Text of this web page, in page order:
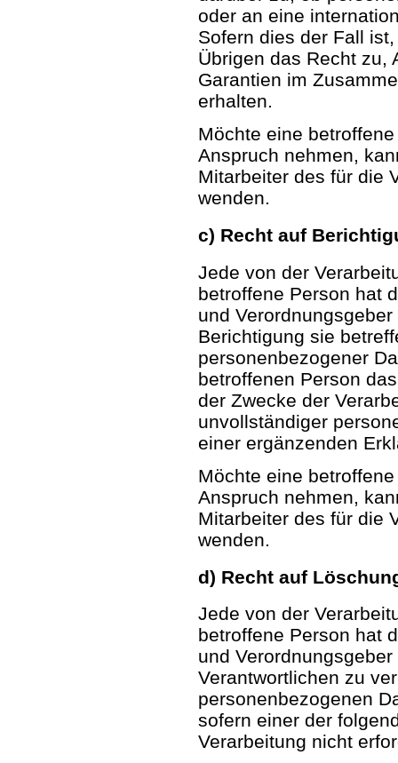
oder an eine
Sofern dies der Fall
Übrigen das Recht zu,
Garantien im
erhalten.
Möchte eine
Anspruch nehmen,
Mitarbeiter des für die
wenden.
c) Recht auf
Jede von der
betroffene Person hat
und
Berichtigung sie
personenbezogener
betroffenen Person
der Zwecke der
unvollständiger
einer ergänzenden
Möchte eine
Anspruch nehmen,
Mitarbeiter des für die
wenden.
d) Recht auf
Jede von der
betroffene Person hat
und
Verantwortlichen zu
personenbezogenen
sofern einer der
Verarbeitung nicht